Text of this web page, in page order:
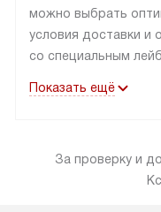
можно выбрать
условия доставки и
со специальным
в пределах МКАД до
«в наличии» может
покупателю в
Показать ещё
За проверку и